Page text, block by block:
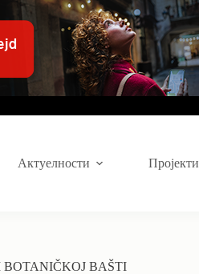
Актуелности Пројекти
BOTANIČKOJ BAŠTI